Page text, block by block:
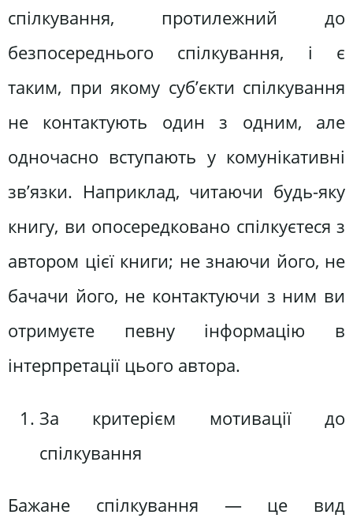
спілкування, протилежний до
безпосереднього спілкування, і є
таким, при якому суб’єкти спілкування
не контактують один з одним, але
одночасно вступають у комунікативні
зв’язки. Наприклад, читаючи будь-яку
книгу, ви опосередковано спілкуєтеся з
автором цієї книги; не знаючи його, не
бачачи його, не контактуючи з ним ви
отримуєте певну інформацію в
інтерпретації цього автора.
За критерієм мотивації до
спілкування
Бажане спілкування — це вид